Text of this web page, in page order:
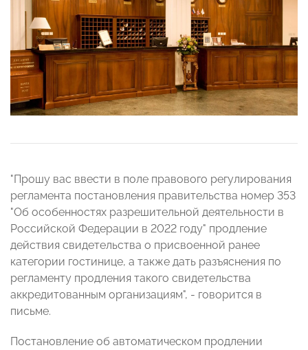
"Прошу вас ввести в поле правового регулирования
регламента постановления правительства номер 353
"Об особенностях разрешительной деятельности в
Российской Федерации в 2022 году" продление
действия свидетельства о присвоенной ранее
категории гостинице, а также дать разъяснения по
регламенту продления такого свидетельства
аккредитованным организациям", - говорится в
письме.
Постановление об автоматическом продлении